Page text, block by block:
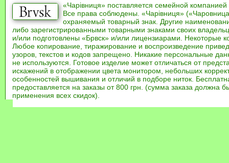
«Чарівниця» поставляется семейной компанией
Все права соблюдены. «Чарівниця»
охраняемый товарный знак. Другие
либо зарегистрированными товарными знаками своих
и/или подготовлены «Брвск» и/или лицензиарами. Некоторые
Любое копирование, тиражирование и воспроизведение
узоров, текстов и кодов запрещено. Никакие персональные
не используются. Готовое изделие может отличаться от
искажений в отображении цвета монитором, небольших
особенностей вышивания и отличий в подборе ниток.
предоставляется на заказы от 800 грн. (сумма заказа должна
применения всех скидок).